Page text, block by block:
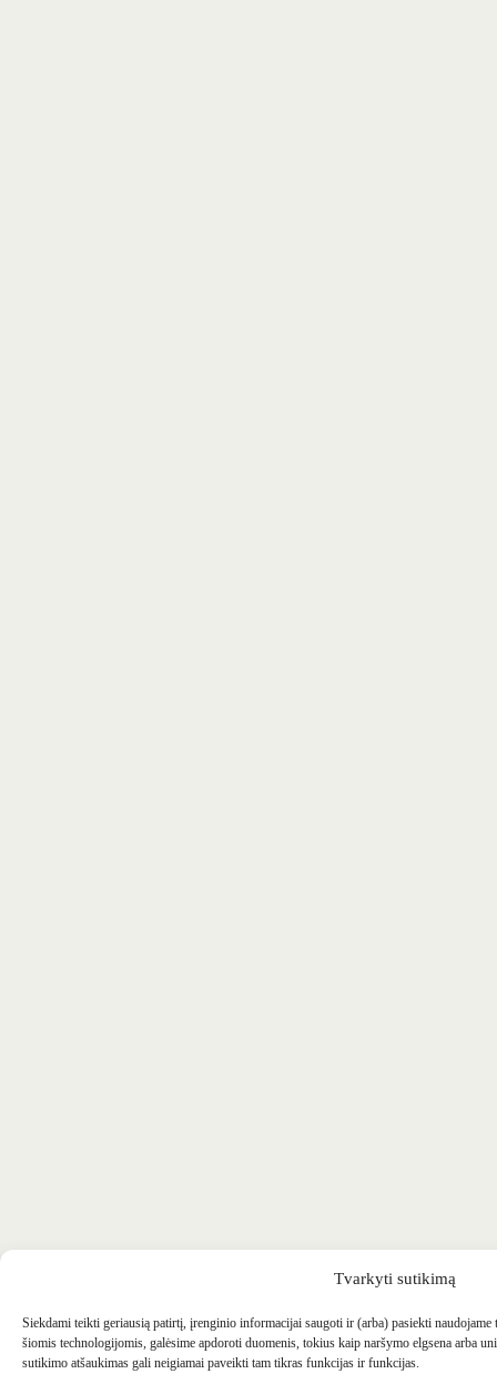
Tvarkyti sutikimą
Siekdami teikti geriausią patirtį, įrenginio informacijai saugoti ir (arba) pasiekti
šiomis technologijomis, galėsime apdoroti duomenis, tokius kaip naršymo elgsena arba
sutikimo atšaukimas gali neigiamai paveikti tam tikras funkcijas ir funkcijas.